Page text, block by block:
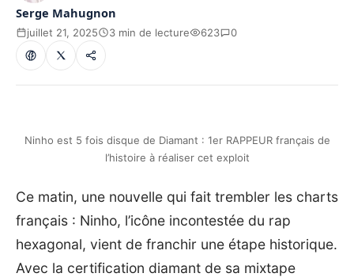
Serge Mahugnon
juillet 21, 2025 3 min de lecture 623 0
Ninho est 5 fois disque de Diamant : 1er RAPPEUR français de
l’histoire à réaliser cet exploit
Ce matin, une nouvelle qui fait trembler les charts
français : Ninho, l’icône incontestée du rap
hexagonal, vient de franchir une étape historique.
Avec la certification diamant de sa mixtape